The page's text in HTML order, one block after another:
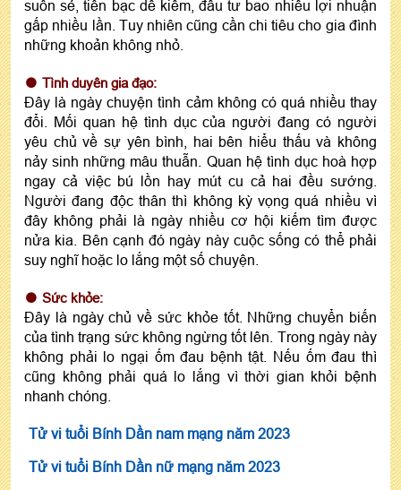
suôn sẻ, tiền bạc dễ kiếm, đầu tư bao nhiêu lợi nhuận
gấp nhiều lần. Tuy nhiên cũng cần chi tiêu cho gia đình
những khoản không nhỏ.
Tình duyên gia đạo:
Đây là ngày chuyện tình cảm không có quá nhiều thay
đổi. Mối quan hệ tình dục của người đang có người
yêu chủ về sự yên bình, hai bên hiểu thấu và không
nảy sinh những mâu thuẫn. Quan hệ tình dục hoà hợp
ngay cả việc bú lồn hay mút cu cả hai đều sướng.
Người đang độc thân thì không kỳ vọng quá nhiều vì
đây không phải là ngày nhiều cơ hội kiếm tìm được
nửa kia. Bên cạnh đó ngày này cuộc sống có thể phải
suy nghĩ hoặc lo lắng một số chuyện.
Sức khỏe:
Đây là ngày chủ về sức khỏe tốt. Những chuyển biến
của tình trạng sức không ngừng tốt lên. Trong ngày này
không phải lo ngại ốm đau bệnh tật. Nếu ốm đau thì
cũng không phải quá lo lắng vì thời gian khỏi bệnh
nhanh chóng.
Tử vi tuổi Bính Dần nam mạng năm 2023
Tử vi tuổi Bính Dần nữ mạng năm 2023